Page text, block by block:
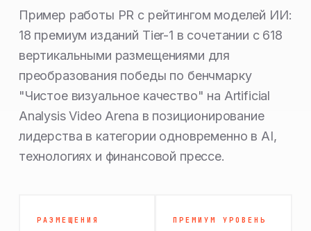
Пример работы PR с рейтингом моделей ИИ:
18 премиум изданий Tier-1 в сочетании с 618
вертикальными размещениями для
преобразования победы по бенчмарку
"Чистое визуальное качество" на Artificial
Analysis Video Arena в позиционирование
лидерства в категории одновременно в AI,
технологиях и финансовой прессе.
РАЗМЕЩЕНИЯ ПРЕМИУМ УРОВЕНЬ